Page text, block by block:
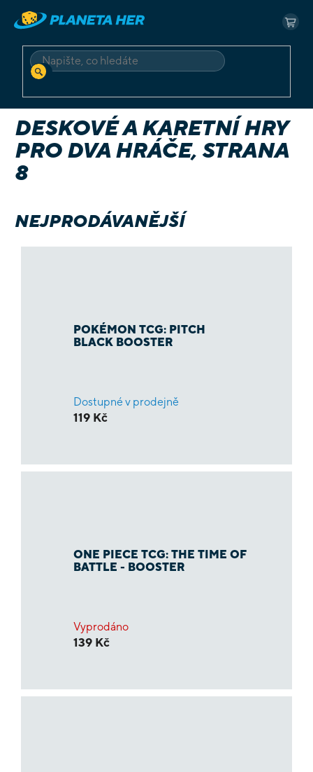
HLEDAT
DESKOVÉ A KARETNÍ HRY
PRO DVA HRÁČE, STRANA
8
NEJPRODÁVANĚJŠÍ
POKÉMON TCG: PITCH
BLACK BOOSTER
Dostupné v prodejně
119 Kč
ONE PIECE TCG: THE TIME OF
BATTLE - BOOSTER
Vyprodáno
139 Kč